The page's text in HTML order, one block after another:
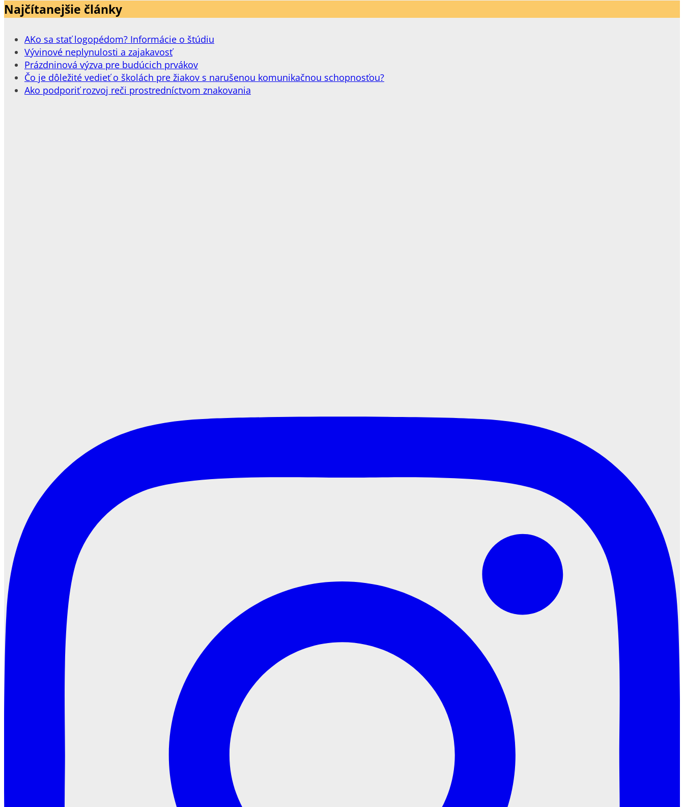
Najčítanejšie články
AKo sa stať logopédom? Informácie o štúdiu
Vývinové neplynulosti a zajakavosť
Prázdninová výzva pre budúcich prvákov
Čo je dôležité vedieť o školách pre žiakov s narušenou komunikačnou schopnosťou?
Ako podporiť rozvoj reči prostredníctvom znakovania